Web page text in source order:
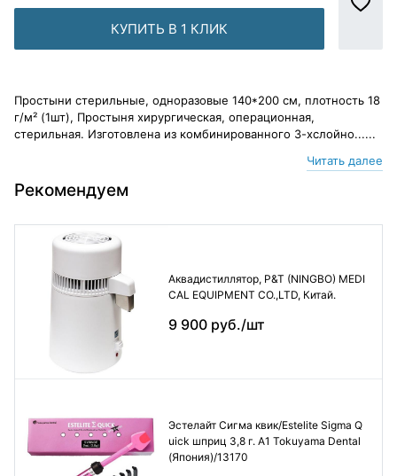
КУПИТЬ В 1 КЛИК
Простыни стерильные, одноразовые 140*200 см, плотность 18
г/м² (1шт), Простыня хирургическая, операционная,
стерильная. Изготовлена из комбинированного 3-хслойно......
Читать далее
Рекомендуем
Аквадистиллятор, P&T (NINGBO) MEDI
CAL EQUIPMENT CO.,LTD, Китай.
9 900 руб./шт
Эстелайт Сигма квик/Estelite Sigma Q
uick шприц 3,8 г. А1 Tokuyama Dental
(Япония)/13170